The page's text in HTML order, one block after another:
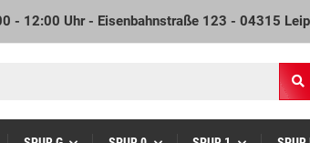
- 12:00 Uhr - Eisenbahnstraße 123 - 04315